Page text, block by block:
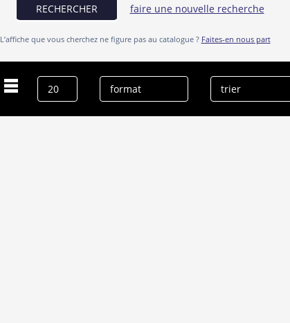
RECHERCHER faire une nouvelle recherche
L’affiche que vous cherchez ne figure pas au catalogue ? Faites-en nous part
Warwick Davis
effacer l’historique